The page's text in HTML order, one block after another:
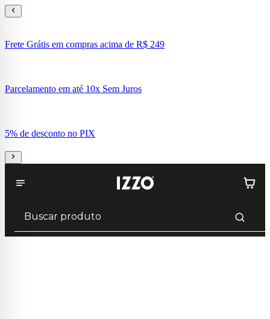
Frete Grátis em compras acima de R$ 249
Parcelamento em até 10x Sem Juros
5% de desconto no PIX